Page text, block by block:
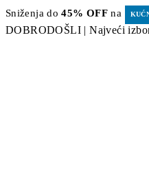
Sniženja do45% OFF na
DOBRODOŠLI | Najveći